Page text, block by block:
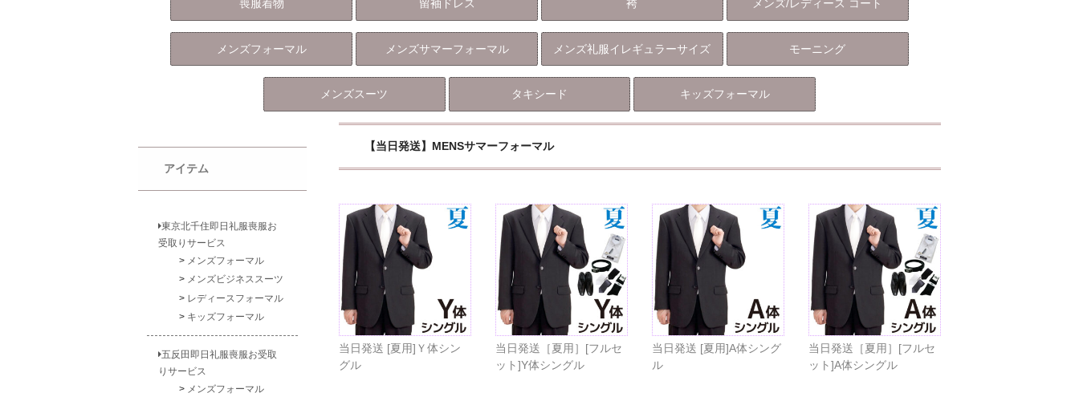
喪服着物 留袖ドレス 袴 メンズ/レディース コート
メンズフォーマル メンズサマーフォーマル メンズ礼服イレギュラーサイズ モーニング
メンズスーツ タキシード キッズフォーマル
【当日発送】MENSサマーフォーマル
当日発送 [夏用]Ｙ体シン
グル
当日発送［夏用］[フルセ
ット]Y体シングル
当日発送 [夏用]A体シング
ル
当日発送［夏用］[フルセ
ット]A体シングル
アイテム
東京北千住即日礼服喪服お
受取りサービス
メンズフォーマル
メンズビジネススーツ
レディースフォーマル
キッズフォーマル
五反田即日礼服喪服お受取
りサービス
メンズフォーマル